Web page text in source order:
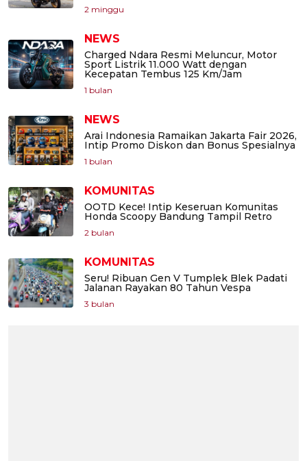
2 minggu
NEWS
Charged Ndara Resmi Meluncur, Motor
Sport Listrik 11.000 Watt dengan
Kecepatan Tembus 125 Km/Jam
1 bulan
NEWS
Arai Indonesia Ramaikan Jakarta Fair 2026,
Intip Promo Diskon dan Bonus Spesialnya
1 bulan
KOMUNITAS
OOTD Kece! Intip Keseruan Komunitas
Honda Scoopy Bandung Tampil Retro
2 bulan
KOMUNITAS
Seru! Ribuan Gen V Tumplek Blek Padati
Jalanan Rayakan 80 Tahun Vespa
3 bulan